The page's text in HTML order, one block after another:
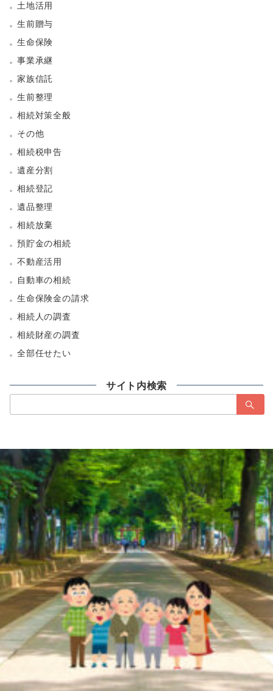
土地活用
生前贈与
生命保険
事業承継
家族信託
生前整理
相続対策全般
その他
相続税申告
遺産分割
相続登記
遺品整理
相続放棄
預貯金の相続
不動産活用
自動車の相続
生命保険金の請求
相続人の調査
相続財産の調査
全部任せたい
サイト内検索
索：